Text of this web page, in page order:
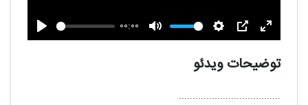
پخش
00:00
بی
تنظیماتPIP تمام
توضیحات ویدئو
.....................................